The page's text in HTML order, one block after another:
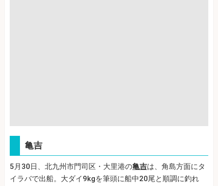
亀吉
5月30日、北九州市門司区・大里港の亀吉は、角島方面にタ
イラバで出船。大ダイ9kgを筆頭に船中20尾と順調に釣れ